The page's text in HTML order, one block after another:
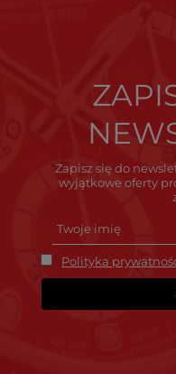
Zapisz się do
wyjątkowe oferty
Polityka